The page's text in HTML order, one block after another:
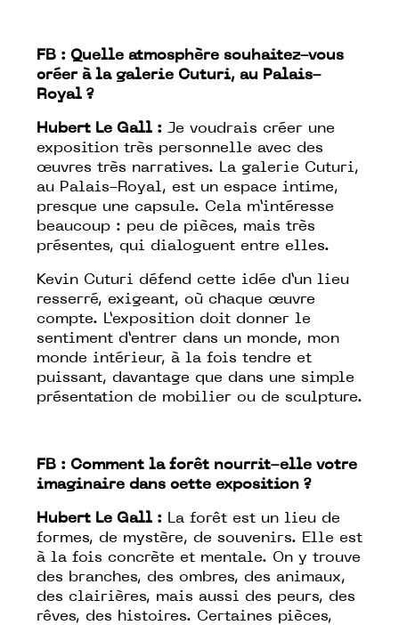
FB : Quelle atmosphère souhaitez-vous
créer à la galerie Cuturi, au Palais-
Royal ?
Hubert Le Gall : Je voudrais créer une
exposition très personnelle avec des
œuvres très narratives. La galerie Cuturi,
au Palais-Royal, est un espace intime,
presque une capsule. Cela m’intéresse
beaucoup : peu de pièces, mais très
présentes, qui dialoguent entre elles.
Kevin Cuturi défend cette idée d’un lieu
resserré, exigeant, où chaque œuvre
compte. L’exposition doit donner le
sentiment d’entrer dans un monde, mon
monde intérieur, à la fois tendre et
puissant, davantage que dans une simple
présentation de mobilier ou de sculpture.
FB : Comment la forêt nourrit-elle votre
imaginaire dans cette exposition ?
Hubert Le Gall : La forêt est un lieu de
formes, de mystère, de souvenirs. Elle est
à la fois concrète et mentale. On y trouve
des branches, des ombres, des animaux,
des clairières, mais aussi des peurs, des
rêves, des histoires. Certaines pièces,